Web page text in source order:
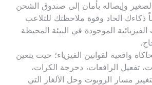
وإيصاله بأمان إلى صندوق الشحن
ذكاءك الحاد وقوة ملاحظتك للتلاعب
الموجودة في البيئة المحيطة
واقعية لقوانين الفيزياء؛ حيث يتعين
تفعيل الرافعات، دحرجة الكرات،
مسار الروبوت وحل الألغاز التي